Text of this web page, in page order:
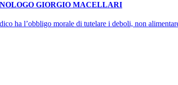
GIORGIO MACELLARI
ha l’obbligo morale di tutelare i deboli, non